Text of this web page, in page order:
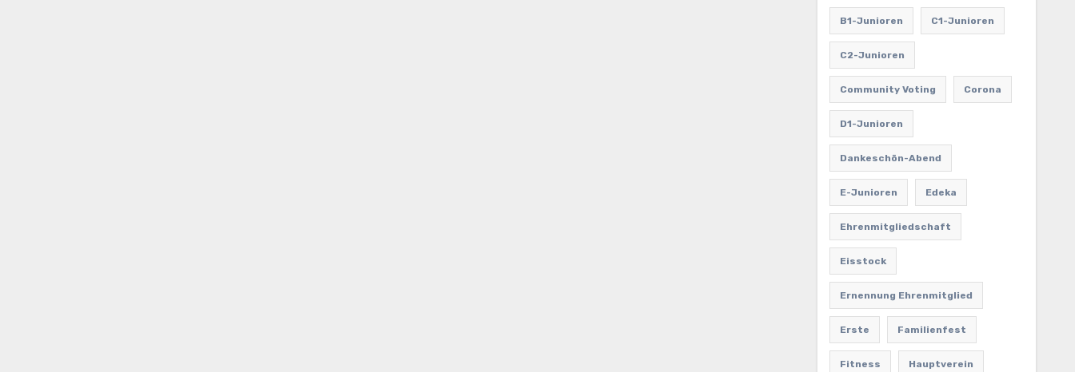
B1-Junioren C1-Junioren
C2-Junioren
Community Voting Corona
D1-Junioren
Dankeschön-Abend
E-Junioren Edeka
Ehrenmitgliedschaft
Eisstock
Ernennung Ehrenmitglied
Erste Familienfest
Fitness Hauptverein